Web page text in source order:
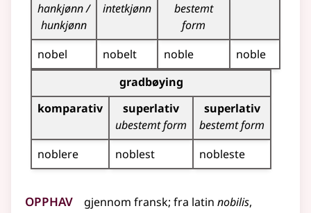
hankjønn /
hunkjønn
intetkjønn
bestemt
form
nobel
nobelt noble
noble
Bøyingstabell for dette adjektivet (gradbøying)
gradbøying
komparativ
superlativ
ubestemt form
superlativ
bestemt form
noblere
noblest nobleste
Opphav gjennom fransk; fra latin nobilis,